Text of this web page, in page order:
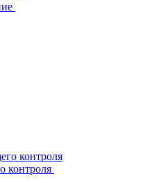
контроля